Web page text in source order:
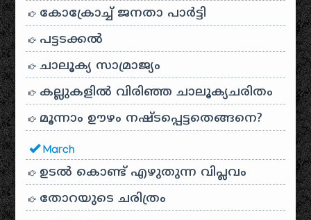
കോക്രോച്ച് ജനതാ പാർട്ടി
പട്ടടക്കൽ
ചാലൂക്യ സാമ്രാജ്യം
കല്ലുകളിൽ വിരിഞ്ഞ ചാലൂക്യചരിതം
മൂന്നാം ഊഴം നഷ്ടപ്പെട്ടതെങ്ങനെ?
March
ഉടൽ കൊണ്ട് എഴുതുന്ന വിപ്ലവം
തോറയുടെ ചരിത്രം